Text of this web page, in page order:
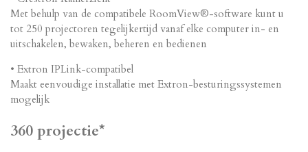
Met behulp van de compatibele RoomView®-software kunt u
tot 250 projectoren tegelijkertijd vanaf elke computer in- en
uitschakelen, bewaken, beheren en bedienen
• Extron IPLink-compatibel
Maakt eenvoudige installatie met Extron-besturingssystemen
mogelijk
360 projectie*